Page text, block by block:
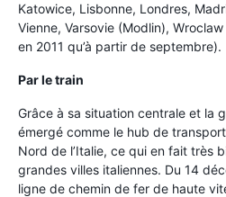
Katowice, Lisbonne, Londres,
Vienne, Varsovie (Modlin),
en 2011 qu’à partir de septembre).
Par le train
Grâce à sa situation centrale et la
émergé comme le hub de
Nord de l’Italie, ce qui en fait très
grandes villes italiennes. Du 14
ligne de chemin de fer de haute